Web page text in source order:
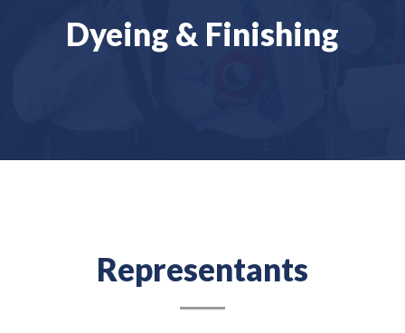
Dyeing & Finishing
Representants